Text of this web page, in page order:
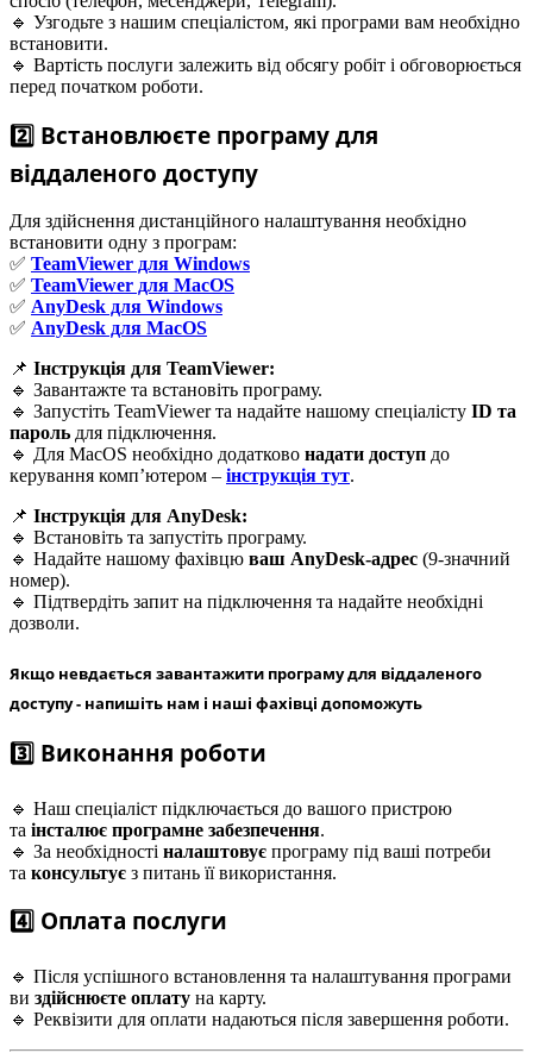
🔹 Узгодьте з нашим спеціалістом, які програми вам необхідно
встановити.
🔹 Вартість послуги залежить від обсягу робіт і обговорюється
перед початком роботи.
2️⃣ Встановлюєте програму для
віддаленого доступу
Для здійснення дистанційного налаштування необхідно
встановити одну з програм:
✅ TeamViewer для Windows
✅ TeamViewer для MacOS
✅ AnyDesk для Windows
✅ AnyDesk для MacOS
📌 Інструкція для TeamViewer:
🔹 Завантажте та встановіть програму.
🔹 Запустіть TeamViewer та надайте нашому спеціалісту ID та
пароль для підключення.
🔹 Для MacOS необхідно додатково надати доступ до
керування комп’ютером – інструкція тут.
📌 Інструкція для AnyDesk:
🔹 Встановіть та запустіть програму.
🔹 Надайте нашому фахівцю ваш AnyDesk-адрес (9-значний
номер).
🔹 Підтвердіть запит на підключення та надайте необхідні
дозволи.
Якщо невдається завантажити програму для віддаленого
доступу - напишіть нам і наші фахівці допоможуть
3️⃣ Виконання роботи
🔹 Наш спеціаліст підключається до вашого пристрою
та інсталює програмне забезпечення.
🔹 За необхідності налаштовує програму під ваші потреби
та консультує з питань її використання.
4️⃣ Оплата послуги
🔹 Після успішного встановлення та налаштування програми
ви здійснюєте оплату на карту.
🔹 Реквізити для оплати надаються після завершення роботи.